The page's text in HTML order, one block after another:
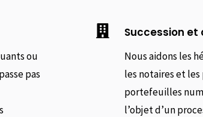
ou
pas
 Succession
Nous aidons les
les notaires et
portefeuilles
l’objet d’un